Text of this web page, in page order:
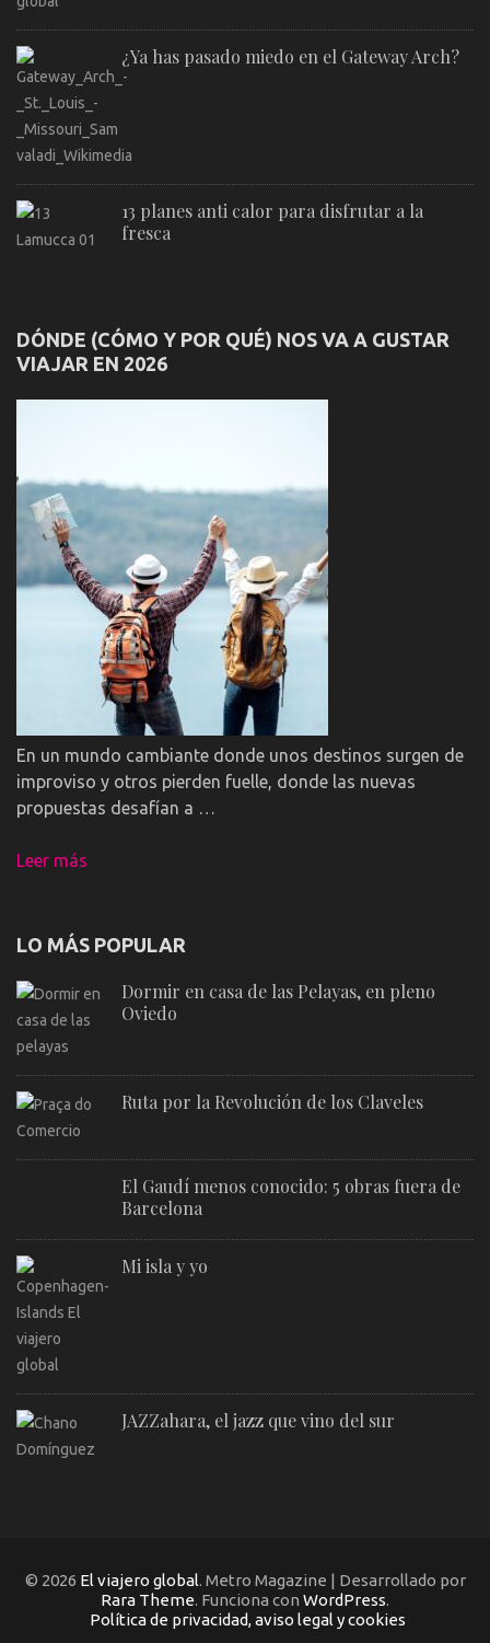
¿Ya has pasado miedo en el Gateway Arch?
13 planes anti calor para disfrutar a la
fresca
DÓNDE (CÓMO Y POR QUÉ) NOS VA A GUSTAR
VIAJAR EN 2026
En un mundo cambiante donde unos destinos surgen de
improviso y otros pierden fuelle, donde las nuevas
propuestas desafían a …
Leer más
LO MÁS POPULAR
Dormir en casa de las Pelayas, en pleno
Oviedo
Ruta por la Revolución de los Claveles
El Gaudí menos conocido: 5 obras fuera de
Barcelona
Mi isla y yo
JAZZahara, el jazz que vino del sur
© 2026 El viajero global. Metro Magazine | Desarrollado por
Rara Theme. Funciona con WordPress.
Política de privacidad, aviso legal y cookies